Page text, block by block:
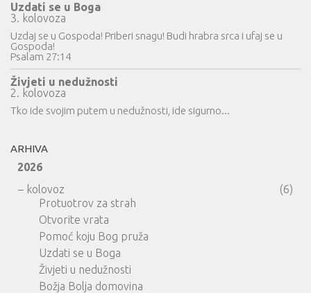
Uzdati se u Boga
3. kolovoza
Uzdaj se u Gospoda! Priberi snagu! Budi hrabra srca i ufaj se u
Gospoda!
Psalam 27:14
Živjeti u nedužnosti
2. kolovoza
Tko ide svojim putem u nedužnosti, ide sigurno...
ARHIVA
2026
– kolovoz
(6)
Protuotrov za strah
Otvorite vrata
Pomoć koju Bog pruža
Uzdati se u Boga
Živjeti u nedužnosti
Božja Bolja domovina